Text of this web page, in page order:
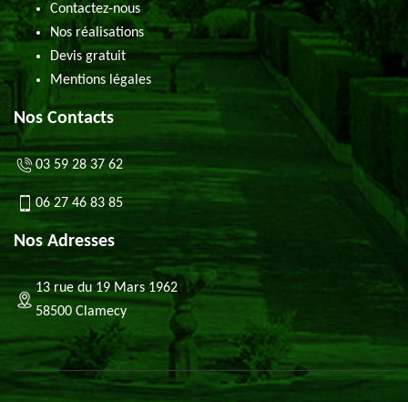
Contactez-nous
Nos réalisations
Devis gratuit
Mentions légales
Nos Contacts
03 59 28 37 62
06 27 46 83 85
Nos Adresses
13 rue du 19 Mars 1962
58500 Clamecy